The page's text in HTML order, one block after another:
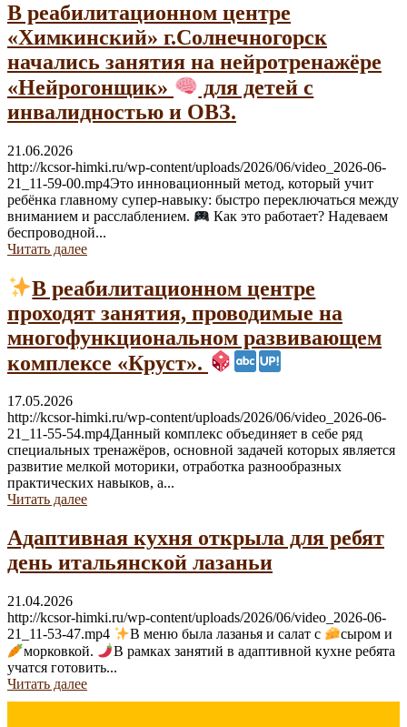
В реабилитационном центре
«Химкинский» г.Солнечногорск
начались занятия на нейротренажёре
«Нейрогонщик»
для детей с
инвалидностью и ОВЗ.
21.06.2026
http://kcsor-himki.ru/wp-content/uploads/2026/06/video_2026-06-
21_11-59-00.mp4Это инновационный метод, который учит
ребёнка главному супер-навыку: быстро переключаться между
вниманием и расслаблением.
Как это работает? Надеваем
беспроводной...
Читать далее
В реабилитационном центре
проходят занятия, проводимые на
многофункциональном развивающем
комплексе «Круст».
17.05.2026
http://kcsor-himki.ru/wp-content/uploads/2026/06/video_2026-06-
21_11-55-54.mp4Данный комплекс объединяет в себе ряд
специальных тренажёров, основной задачей которых является
развитие мелкой моторики, отработка разнообразных
практических навыков, а...
Читать далее
Адаптивная кухня открыла для ребят
день итальянской лазаньи
21.04.2026
http://kcsor-himki.ru/wp-content/uploads/2026/06/video_2026-06-
21_11-53-47.mp4
В меню была лазанья и салат с
сыром и
морковкой.
В рамках занятий в адаптивной кухне ребята
учатся готовить...
Читать далее